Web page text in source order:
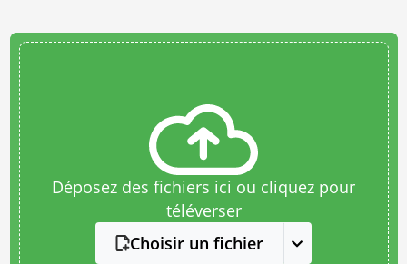
Déposez des fichiers ici ou cliquez pour
téléverser
Choisir un fichier